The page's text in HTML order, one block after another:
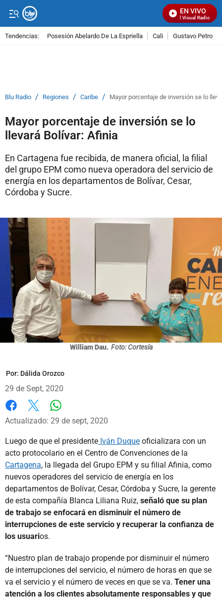
EN VIVO
Señal Visual Radio
Tendencias: Posesión Abelardo De La Espriella Cali Gustavo Petro
Blu Radio / Regiones / Caribe / Mayor porcentaje de inversión se lo
Mayor porcentaje de inversión se lo
llevará Bolívar: Afinia
En Cartagena fue recibida, de manera oficial, la filial
del grupo EPM como nueva operadora del servicio de
energía en los departamentos de Bolívar, Cesar,
Córdoba y Sucre.
William Dau. Foto: Cortesía
Por: Dálida Orozco
29 de Sept, 2020
Facebook
X
Actualizado: 29 de sept, 2020
Luego de que el presidente Iván Duque oficializara con un
acto protocolario en el Centro de Convenciones de la
Cartagena, la llegada del Grupo EPM y su filial Afinia, como
nuevos operadores del servicio de energía en los
departamentos de Bolívar, Cesar, Córdoba y Sucre, la gerente
de esta compañía Blanca Liliana Ruiz, señaló que su plan
de trabajo se enfocará en disminuir el número de
interrupciones de este servicio y recuperar la confianza de
los usuarios.
“Nuestro plan de trabajo propende por disminuir el número
de interrupciones del servicio, el número de horas en que se
va el servicio y el número de veces en que se va. Tener una
atención a los clientes absolutamente responsables y que